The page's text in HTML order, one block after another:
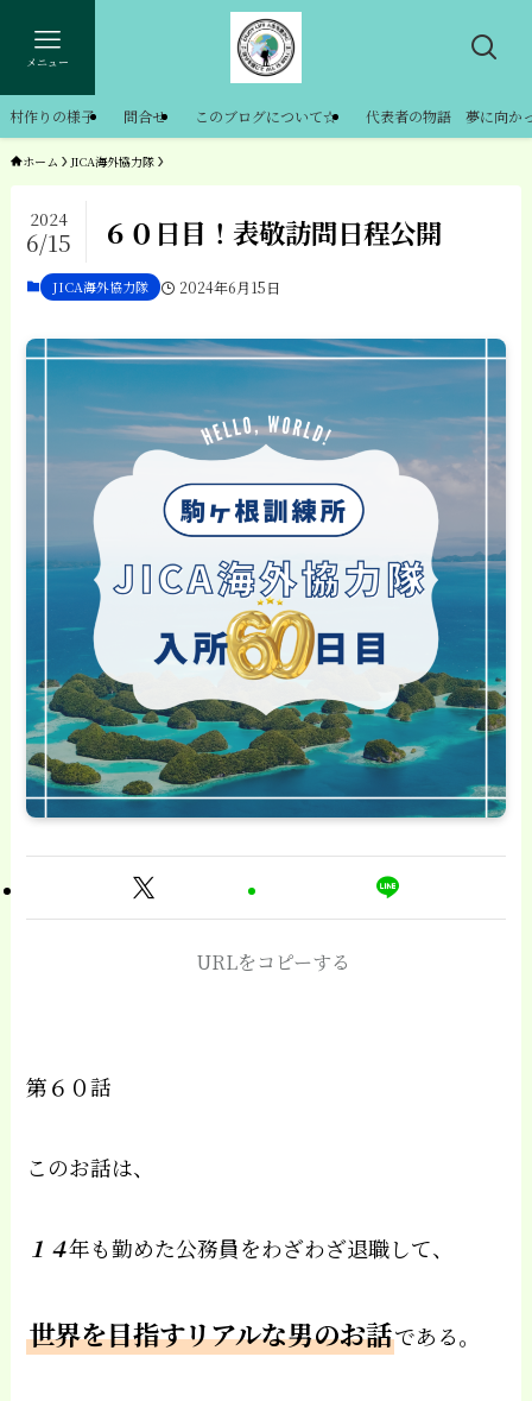
メニュー
村作りの様子 問合せ このブログについて☆ 代表者の物語 夢に向か
ホーム JICA海外協力隊
６０日目！表敬訪問日程公開
2024
6/15
JICA海外協力隊 2024年6月15日
URLをコピーする
第６０話
このお話は、
１４年も勤めた公務員をわざわざ退職して、
世界を目指すリアルな男のお話である。